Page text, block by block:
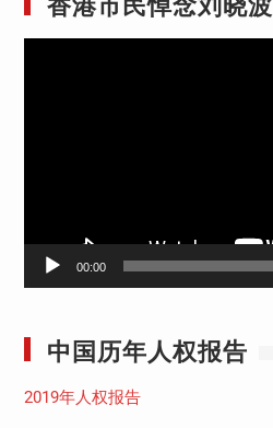
00:00
中国历年人权报告
2019年人权报告